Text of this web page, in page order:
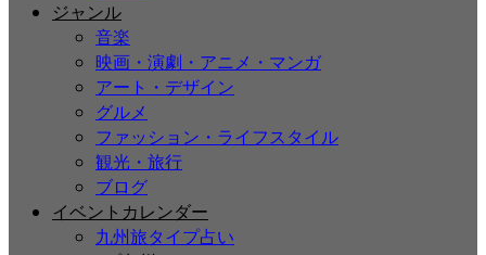
ジャンル
音楽
映画・演劇・アニメ・マンガ
アート・デザイン
グルメ
ファッション・ライフスタイル
観光・旅行
ブログ
イベントカレンダー
九州旅タイプ占い